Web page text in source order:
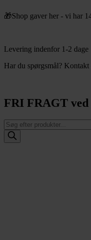
til
🎁Shop gaver her - vi har
Levering indenfor 1-2 dage
Har du spørgsmål? Kontakt
FRI FRAGT ved
Products
search